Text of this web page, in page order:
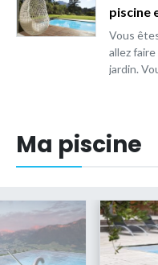
piscine
Vous
allez
jardin.
Ma piscine